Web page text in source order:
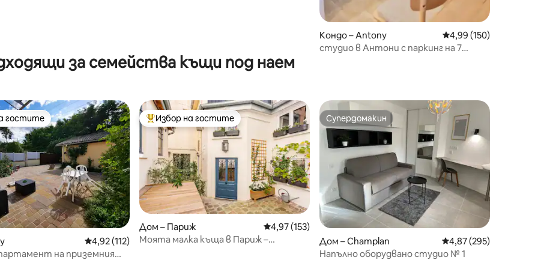
Кондо – Antony Средна оценка: 4,99
4,99 (150)
студио в Антони с паркинг на 7
за семейства къщи под наем
5, 136 отзива
гостите
гостите
Средна оценка: 4,92 от 5, 112 отзива
4,92 (112)
на приземния
Най-популярен избор на гостите
Избор на гостите
Дом – Париж Средна оценка: 4,97 от 5, 153 отзива
4,97 (153)
Моята малка къща в Париж –
Супердомакин
Супердомакин
Дом – Champlan Средна оценка: 4,87
4,87 (295)
Напълно оборудвано студио № 1